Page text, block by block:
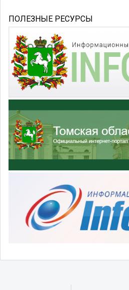
ПОЛЕЗНЫЕ РЕСУРСЫ